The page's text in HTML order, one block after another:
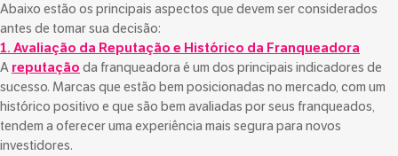
Abaixo estão os principais aspectos que devem ser considerados
antes de tomar sua decisão:
1. Avaliação da Reputação e Histórico da Franqueadora
A reputação da franqueadora é um dos principais indicadores de
sucesso. Marcas que estão bem posicionadas no mercado, com um
histórico positivo e que são bem avaliadas por seus franqueados,
tendem a oferecer uma experiência mais segura para novos
investidores.